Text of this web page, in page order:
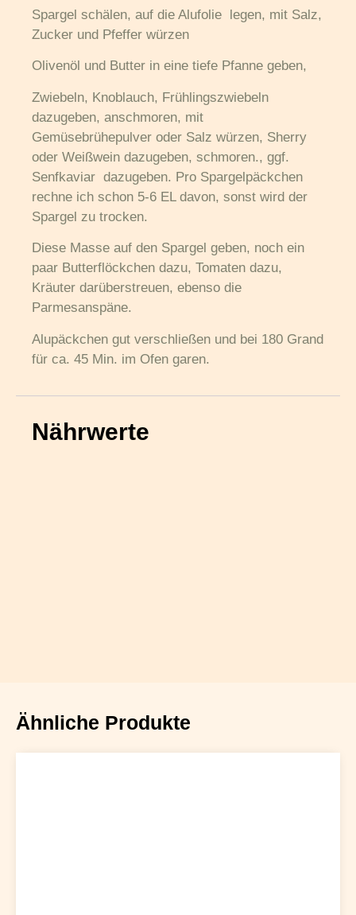
Spargel schälen, auf die Alufolie legen, mit Salz,
Zucker und Pfeffer würzen
Olivenöl und Butter in eine tiefe Pfanne geben,
Zwiebeln, Knoblauch, Frühlingszwiebeln
dazugeben, anschmoren, mit
Gemüsebrühepulver oder Salz würzen, Sherry
oder Weißwein dazugeben, schmoren., ggf.
Senfkaviar dazugeben. Pro Spargelpäckchen
rechne ich schon 5-6 EL davon, sonst wird der
Spargel zu trocken.
Diese Masse auf den Spargel geben, noch ein
paar Butterflöckchen dazu, Tomaten dazu,
Kräuter darüberstreuen, ebenso die
Parmesanspäne.
Alupäckchen gut verschließen und bei 180 Grand
für ca. 45 Min. im Ofen garen.
Nährwerte
Ähnliche Produkte